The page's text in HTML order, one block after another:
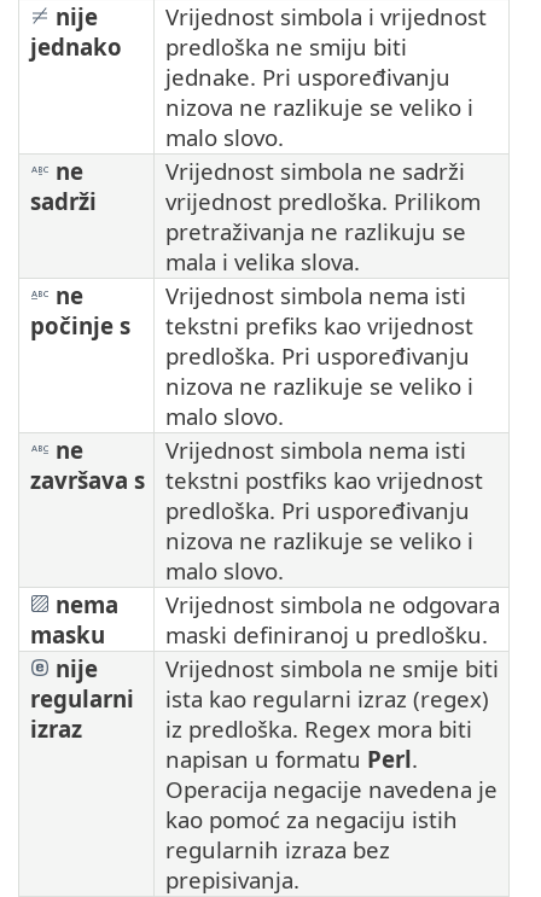
nije
jednako
Vrijednost simbola i vrijednost
predloška ne smiju biti
jednake. Pri uspoređivanju
nizova ne razlikuje se veliko i
malo slovo.
ne
sadrži
Vrijednost simbola ne sadrži
vrijednost predloška. Prilikom
pretraživanja ne razlikuju se
mala i velika slova.
ne
počinje s
Vrijednost simbola nema isti
tekstni prefiks kao vrijednost
predloška. Pri uspoređivanju
nizova ne razlikuje se veliko i
malo slovo.
ne
završava s
Vrijednost simbola nema isti
tekstni postfiks kao vrijednost
predloška. Pri uspoređivanju
nizova ne razlikuje se veliko i
malo slovo.
nema
masku
Vrijednost simbola ne odgovara
maski definiranoj u predlošku.
nije
regularni
izraz
Vrijednost simbola ne smije biti
ista kao regularni izraz (regex)
iz predloška. Regex mora biti
napisan u formatu Perl.
Operacija negacije navedena je
kao pomoć za negaciju istih
regularnih izraza bez
prepisivanja.